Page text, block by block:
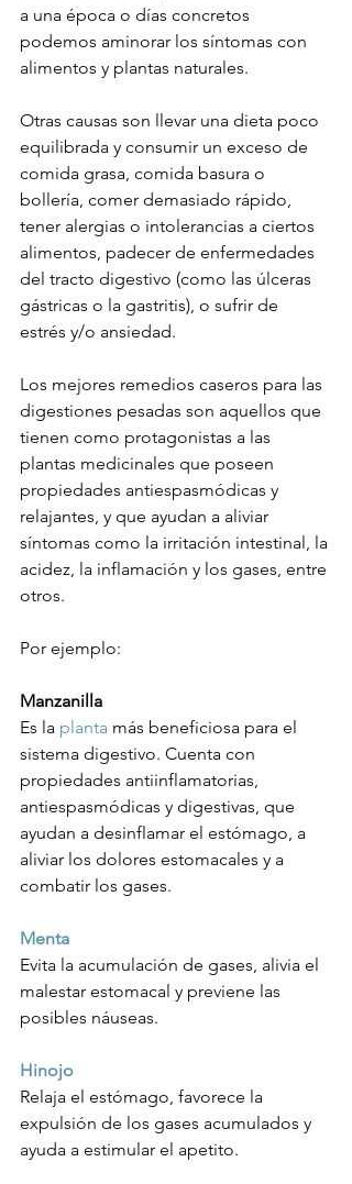
a una época o días concretos
podemos aminorar los síntomas con
alimentos y plantas naturales.
Otras causas son llevar una dieta poco
equilibrada y consumir un exceso de
comida grasa, comida basura o
bollería, comer demasiado rápido,
tener alergias o intolerancias a ciertos
alimentos, padecer de enfermedades
del tracto digestivo (como las úlceras
gástricas o la gastritis), o sufrir de
estrés y/o ansiedad.
Los mejores remedios caseros para las
digestiones pesadas son aquellos que
tienen como protagonistas a las
plantas medicinales que poseen
propiedades antiespasmódicas y
relajantes, y que ayudan a aliviar
síntomas como la irritación intestinal, la
acidez, la inflamación y los gases, entre
otros.
Por ejemplo:
Manzanilla
Es la planta más beneficiosa para el
sistema digestivo. Cuenta con
propiedades antiinflamatorias,
antiespasmódicas y digestivas, que
ayudan a desinflamar el estómago, a
aliviar los dolores estomacales y a
combatir los gases.
Menta
Evita la acumulación de gases, alivia el
malestar estomacal y previene las
posibles náuseas.
Hinojo
Relaja el estómago, favorece la
expulsión de los gases acumulados y
ayuda a estimular el apetito.